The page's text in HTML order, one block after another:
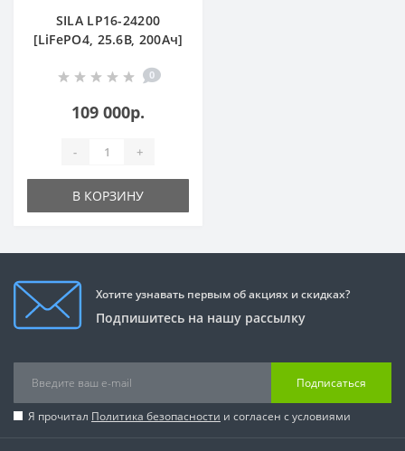
SILA LP16-24200
[LiFePO4, 25.6В, 200Ач]
0
109 000р.
- +
В КОРЗИНУ
Хотите узнавать первым об акциях и скидках?
Подпишитесь на нашу рассылку
Подписаться
Я прочитал Политика безопасности и согласен с условиями